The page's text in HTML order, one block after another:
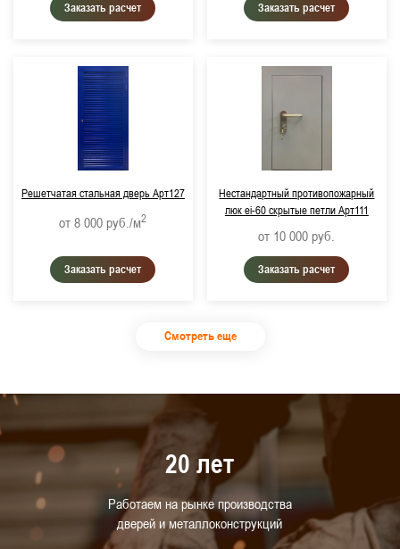
Заказать расчет Заказать расчет
Решетчатая стальная дверь Арт127
от 8 000 руб./м2
Заказать расчет
Нестандартный противопожарный
люк ei-60 скрытые петли Арт111
от 10 000 руб.
Заказать расчет
Смотреть еще
20 лет
Работаем на рынке производства
дверей и металлоконструкций